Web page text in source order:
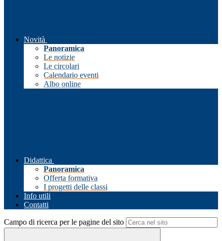
Novità
Panoramica
Le notizie
Le circolari
Calendario eventi
Albo online
Didattica
Panoramica
Offerta formativa
I progetti delle classi
Info utili
Contatti
Campo di ricerca per le pagine del sito